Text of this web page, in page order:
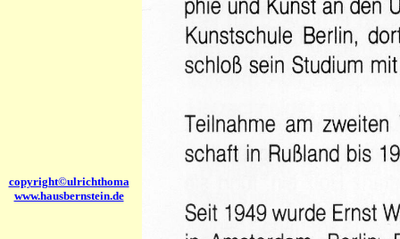
copyright©ulrichthoma
www.hausbernstein.de